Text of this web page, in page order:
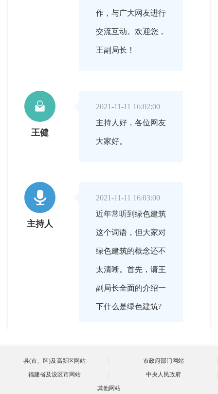
作，与广大网友进行
交流互动。欢迎您，
王副局长！

王健
2021-11-11 16:02:00
主持人好，各位网友
大家好。

主持人
2021-11-11 16:03:00
近年常听到绿色建筑
这个词语，但大家对
绿色建筑的概念还不
太清晰。首先，请王
副局长全面的介绍一
下什么是绿色建筑?

2021-11-11 16:05:00
可能很多人认为绿色
县(市、区)及高新区网站
市政府部门网站
福建省及设区市网站
中央人民政府
其他网站